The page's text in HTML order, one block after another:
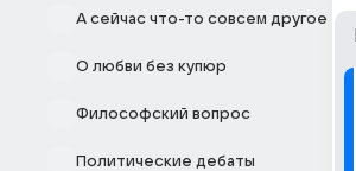
А сейчас что-то совсем другое
О любви без купюр
Философский вопрос
Политические дебаты